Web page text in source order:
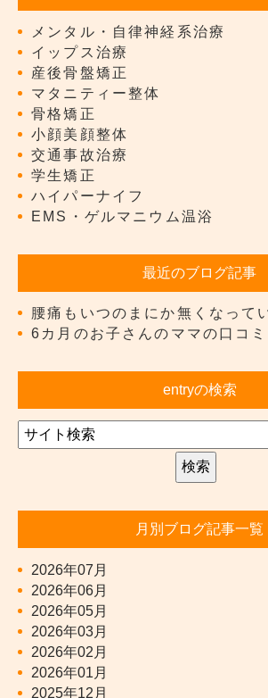
メンタル・自律神経系治療
イップス治療
産後骨盤矯正
マタニティー整体
骨格矯正
小顔美顔整体
交通事故治療
学生矯正
ハイパーナイフ
EMS・ゲルマニウム温浴
最近のブログ記事
腰痛もいつのまにか無くなって
6カ月のお子さんのママの口コミ
entryの検索
月別ブログ記事一覧
2026年07月
2026年06月
2026年05月
2026年03月
2026年02月
2026年01月
2025年12月